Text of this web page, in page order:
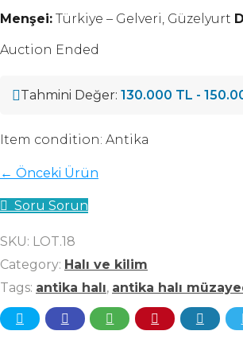
Menşei: Türkiye – Gelveri, Güzelyurt
Auction Ended
Tahmini Değer: 130.000 TL -
Item condition: Antika
← Önceki Ürün
Soru Sorun
SKU: LOT.18
Category: Halı ve kilim
Tags: antika halı, antika halı